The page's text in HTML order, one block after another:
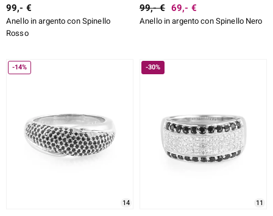
99,- €
Anello in argento con Spinello
Rosso
99,- € 69,- €
Anello in argento con Spinello Nero
-14%
14
-30%
11